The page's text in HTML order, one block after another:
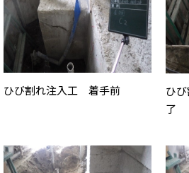
ひび割れ注入工 着手前
ひ
了